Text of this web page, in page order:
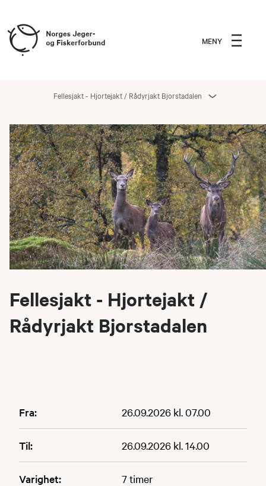
MENY
Fellesjakt - Hjortejakt / Rådyrjakt Bjorstadalen
Fellesjakt - Hjortejakt /
Rådyrjakt Bjorstadalen
Fra: 26.09.2026 kl. 07.00
Til: 26.09.2026 kl. 14.00
Varighet: 7 timer